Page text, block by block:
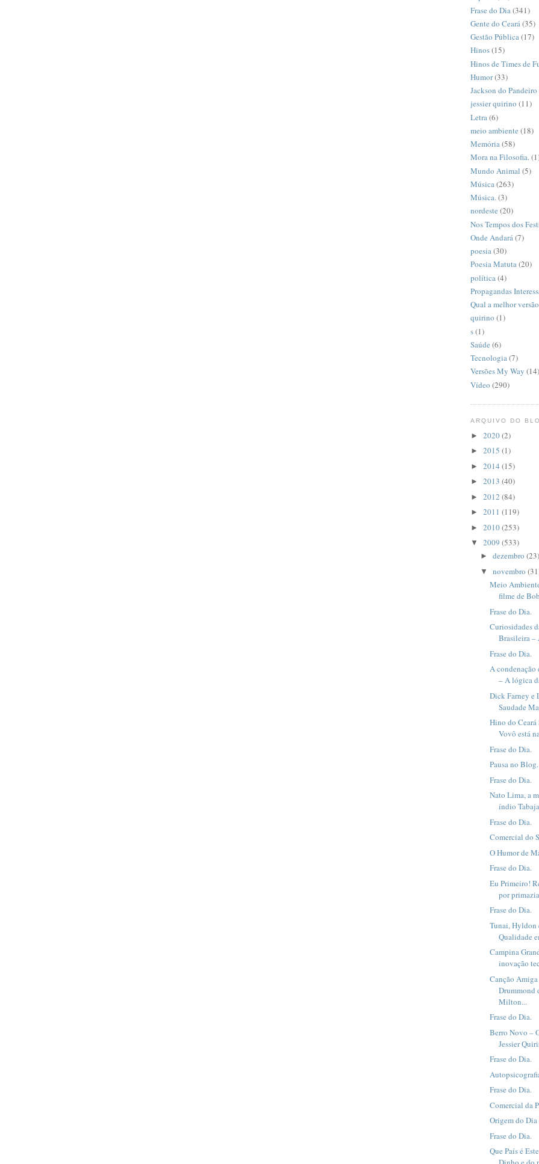
Frase do Dia(341)
Gente do Ceará(35)
Gestão Pública(17)
Hinos(15)
Hinos de Times de
Humor(33)
Jackson do Pandeiro
jessier quirino (11)
Letra(6)
meio ambiente (18)
Memória(58)
Mora na Filosofia.
Mundo Animal (5)
Música(263)
Música.(3)
nordeste (20)
Nos Tempos dos
Onde Andará(7)
poesia(30)
Poesia Matuta(20)
política(4)
Propagandas
Qual a melhor
quirino (1)
s(1)
Saúde (6)
Tecnologia(7)
Versões My Way (14)
Vídeo (290)
ARQUIVO DO
► 2020(2)
► 2015 (1)
► 2014 (15)
► 2013 (40)
► 2012 (84)
► 2011 (119)
► 2010(253)
▼ 2009 (533)
► dezembro (23)
▼ novembro
Meio
filme de
Frase do Dia.
Curiosidades
Brasileira –
Frase do Dia.
A
– A lógica
Dick Farney e
Saudade
Hino do
Vovô está
Frase do Dia.
Pausa no Blog.
Frase do Dia.
Nato Lima, a
índio
Frase do Dia.
Comercial do
O Humor de
Frase do Dia.
Eu Primeiro!
por
Frase do Dia.
Tunai, Hyldon
Qualidade
Campina
inovação
Canção
Drummond
Milton...
Frase do Dia.
Berro Novo –
Jessier
Frase do Dia.
Frase do Dia.
Comercial da
Origem do
Frase do Dia.
Que País é